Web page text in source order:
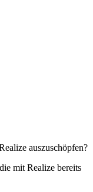
auszuschöpfen?
mit Realize bereits